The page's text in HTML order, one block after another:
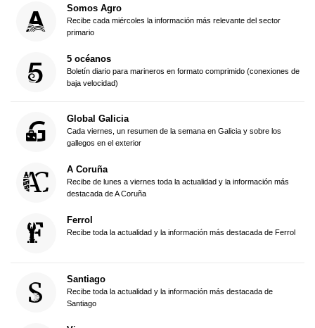
Somos Agro
Recibe cada miércoles la información más relevante del sector
primario
5 océanos
Boletín diario para marineros en formato comprimido (conexiones de
baja velocidad)
Global Galicia
Cada viernes, un resumen de la semana en Galicia y sobre los
gallegos en el exterior
A Coruña
Recibe de lunes a viernes toda la actualidad y la información más
destacada de A Coruña
Ferrol
Recibe toda la actualidad y la información más destacada de Ferrol
Santiago
Recibe toda la actualidad y la información más destacada de
Santiago